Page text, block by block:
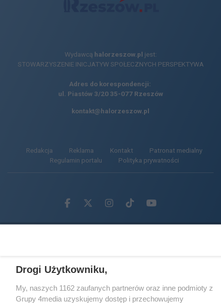
Wydawcą halorzeszow.pl jest:
STOWARZYSZENIE INICJATYW SPOŁECZNYCH PERSPEKTYWA
Adres do korespondencji:
ul. Piastów 3/20 35-077 Rzeszów
kontakt@halorzeszow.pl
Redakcja Reklama Kontakt
Patronat medialny
Regulamin portalu
Polityka prywatności
Facebook.com
X.comInstagram.com
Tiktok.comYoutube.com
Drogi Użytkowniku,
My, naszych 1162 zaufanych partnerów oraz inne podmioty z
Grupy 4media uzyskujemy dostęp i przechowujemy